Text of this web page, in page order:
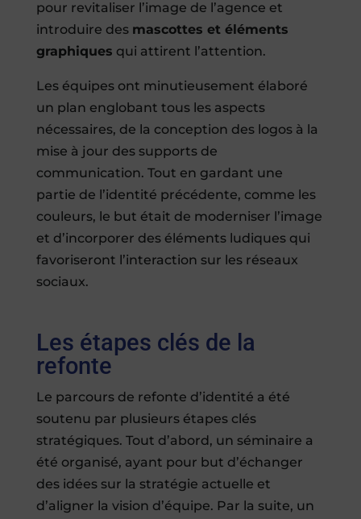
pour revitaliser l’image de l’agence et
introduire des mascottes et éléments
graphiques qui attirent l’attention.
Les équipes ont minutieusement élaboré
un plan englobant tous les aspects
nécessaires, de la conception des logos à la
mise à jour des supports de
communication. Tout en gardant une
partie de l’identité précédente, comme les
couleurs, le but était de moderniser l’image
et d’incorporer des éléments ludiques qui
favoriseront l’interaction sur les réseaux
sociaux.
Les étapes clés de la
refonte
Le parcours de refonte d’identité a été
soutenu par plusieurs étapes clés
stratégiques. Tout d’abord, un séminaire a
été organisé, ayant pour but d’échanger
des idées sur la stratégie actuelle et
d’aligner la vision d’équipe. Par la suite, un